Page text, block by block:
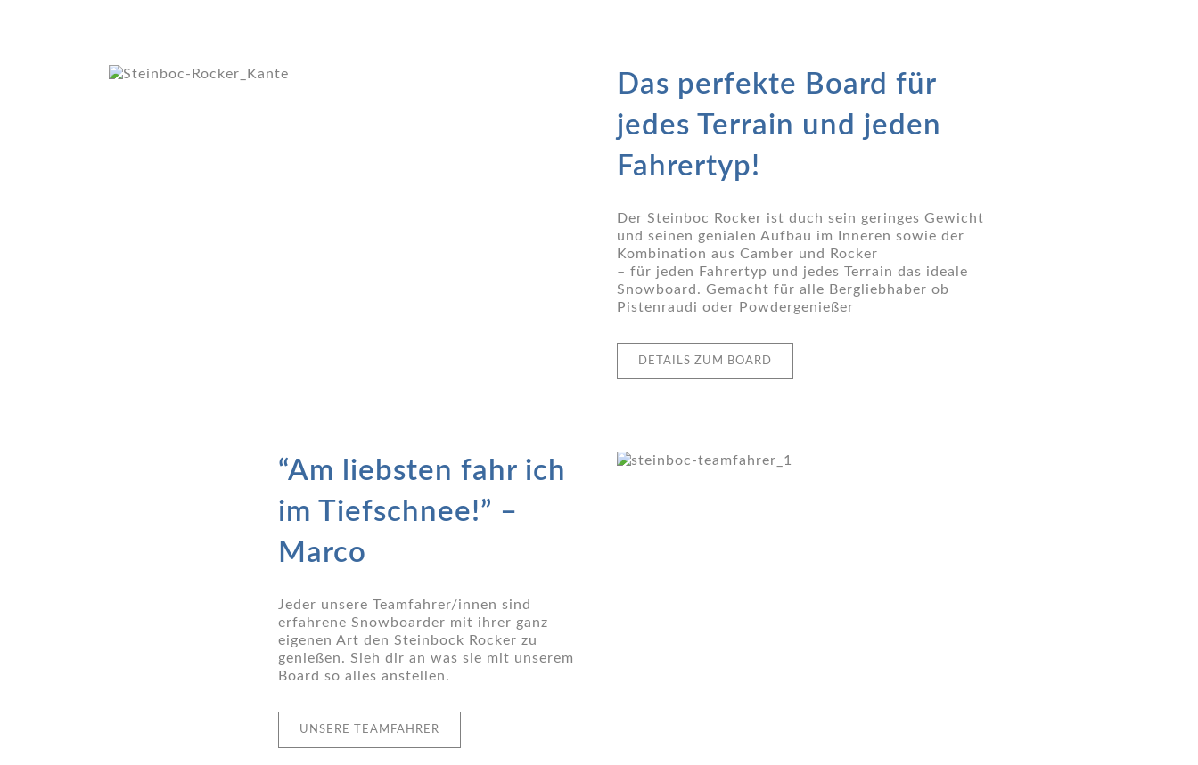
Das perfekte Board für
jedes Terrain und jeden
Fahrertyp!
Der Steinboc Rocker ist duch sein geringes Gewicht
und seinen genialen Aufbau im Inneren sowie der
Kombination aus Camber und Rocker
– für jeden Fahrertyp und jedes Terrain das ideale
Snowboard. Gemacht für alle Bergliebhaber ob
Pistenraudi oder Powdergenießer
DETAILS ZUM BOARD
“Am liebsten fahr ich
im Tiefschnee!” –
Marco
Jeder unsere Teamfahrer/innen sind
erfahrene Snowboarder mit ihrer ganz
eigenen Art den Steinbock Rocker zu
genießen. Sieh dir an was sie mit unserem
Board so alles anstellen.
UNSERE TEAMFAHRER